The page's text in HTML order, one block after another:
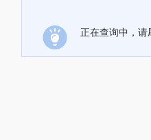
正在查询中，请